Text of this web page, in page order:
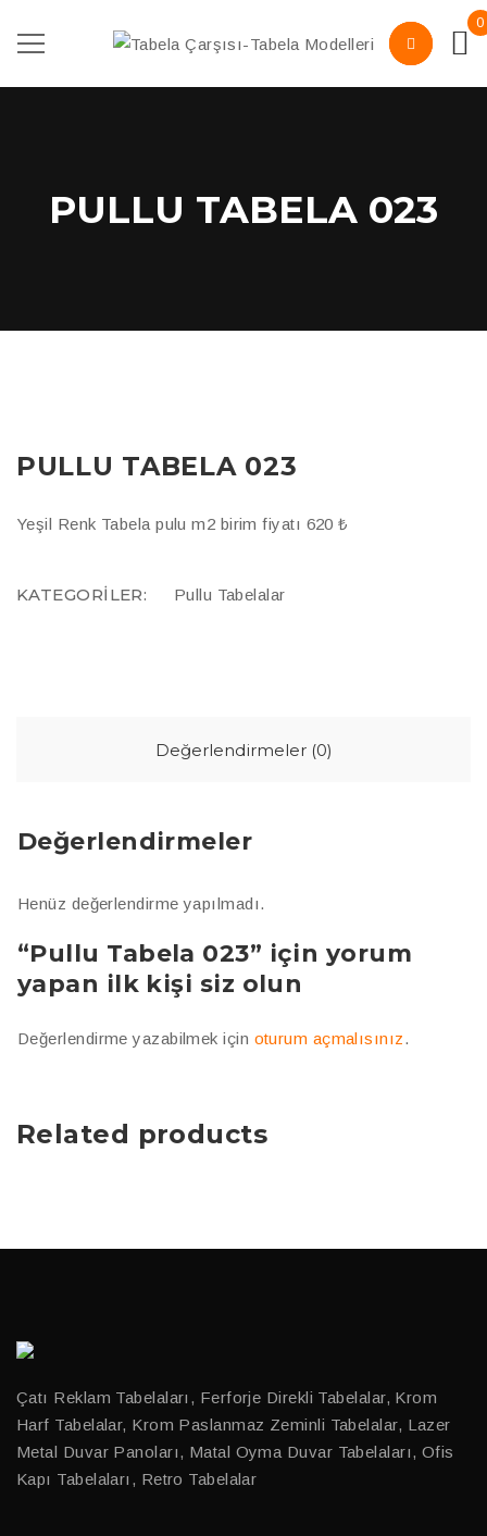
0
PULLU TABELA 023
PULLU TABELA 023
Yeşil Renk Tabela pulu m2 birim fiyatı 620 ₺
KATEGORILER: Pullu Tabelalar
Değerlendirmeler (0)
Değerlendirmeler
Henüz değerlendirme yapılmadı.
“Pullu Tabela 023” için yorum
yapan ilk kişi siz olun
Değerlendirme yazabilmek için oturum açmalısınız.
Related products
Çatı Reklam Tabelaları, Ferforje Direkli Tabelalar, Krom
Harf Tabelalar, Krom Paslanmaz Zeminli Tabelalar, Lazer
Metal Duvar Panoları, Matal Oyma Duvar Tabelaları, Ofis
Kapı Tabelaları, Retro Tabelalar